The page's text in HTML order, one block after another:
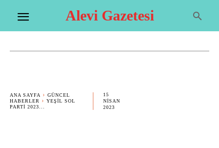
Alevi Gazetesi
ANA SAYFA
GÜNCEL
HABERLER
YEŞIL SOL
PARTI 2023...
15
NISAN
2023